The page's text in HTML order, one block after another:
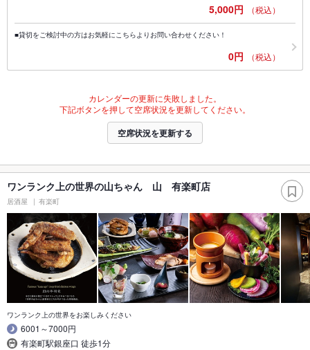
5,000円 （税込）
■貸切をご検討中の方はお気軽にこちらよりお問い合わせください！
0円 （税込）
カレンダーの更新に失敗しました。
下記ボタンを押して空席状況を更新してください。
空席状況を更新する
ワンランク上の世界の山ちゃん 山 有楽町店
居酒屋 有楽町
ワンランク上の世界をお楽しみください
6001～7000円
有楽町駅銀座口 徒歩1分